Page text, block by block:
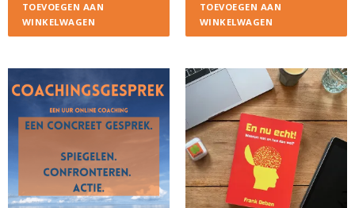
TOEVOEGEN AAN
WINKELWAGEN
TOEVOEGEN AAN
WINKELWAGEN